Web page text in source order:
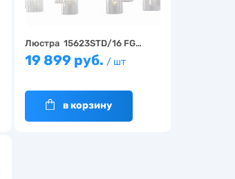
Люстра 15623STD/16 FG…
19 899 руб. / шт
в корзину